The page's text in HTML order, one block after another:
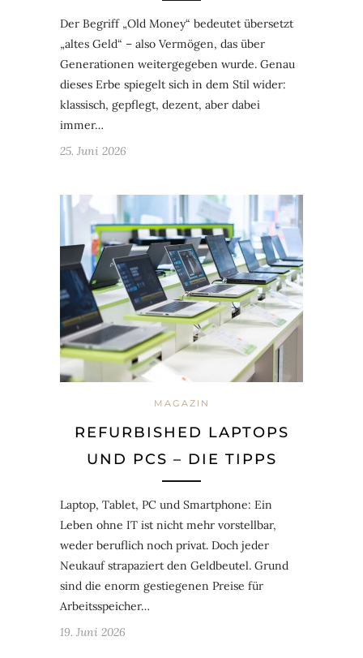
Der Begriff „Old Money“ bedeutet übersetzt
„altes Geld“ – also Vermögen, das über
Generationen weitergegeben wurde. Genau
dieses Erbe spiegelt sich in dem Stil wider:
klassisch, gepflegt, dezent, aber dabei
immer…
25. Juni 2026
MAGAZIN
REFURBISHED LAPTOPS
UND PCS – DIE TIPPS
Laptop, Tablet, PC und Smartphone: Ein
Leben ohne IT ist nicht mehr vorstellbar,
weder beruflich noch privat. Doch jeder
Neukauf strapaziert den Geldbeutel. Grund
sind die enorm gestiegenen Preise für
Arbeitsspeicher…
19. Juni 2026